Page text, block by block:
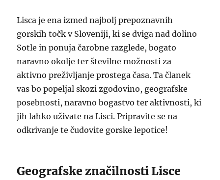
Lisca je ena izmed najbolj prepoznavnih
gorskih točk v Sloveniji, ki se dviga nad dolino
Sotle in ponuja čarobne razglede, bogato
naravno okolje ter številne možnosti za
aktivno preživljanje prostega časa. Ta članek
vas bo popeljal skozi zgodovino, geografske
posebnosti, naravno bogastvo ter aktivnosti, ki
jih lahko uživate na Lisci. Pripravite se na
odkrivanje te čudovite gorske lepotice!
Geografske značilnosti Lisce